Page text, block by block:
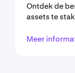
Ontdek de
assets te
Meer